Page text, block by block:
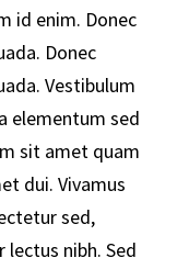
id enim. Donec
Donec
Vestibulum
elementum sed
sit amet quam
dui. Vivamus
sed,
nibh. Sed